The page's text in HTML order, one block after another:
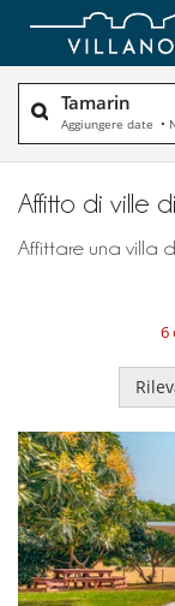
Tamarin
Aggiungere date •
Affitto di ville
Affittare una villa
6